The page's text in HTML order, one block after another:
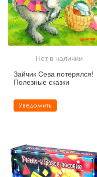
Нет в наличии
Зайчик Сева потерялся!
Полезные сказки
Уведомить